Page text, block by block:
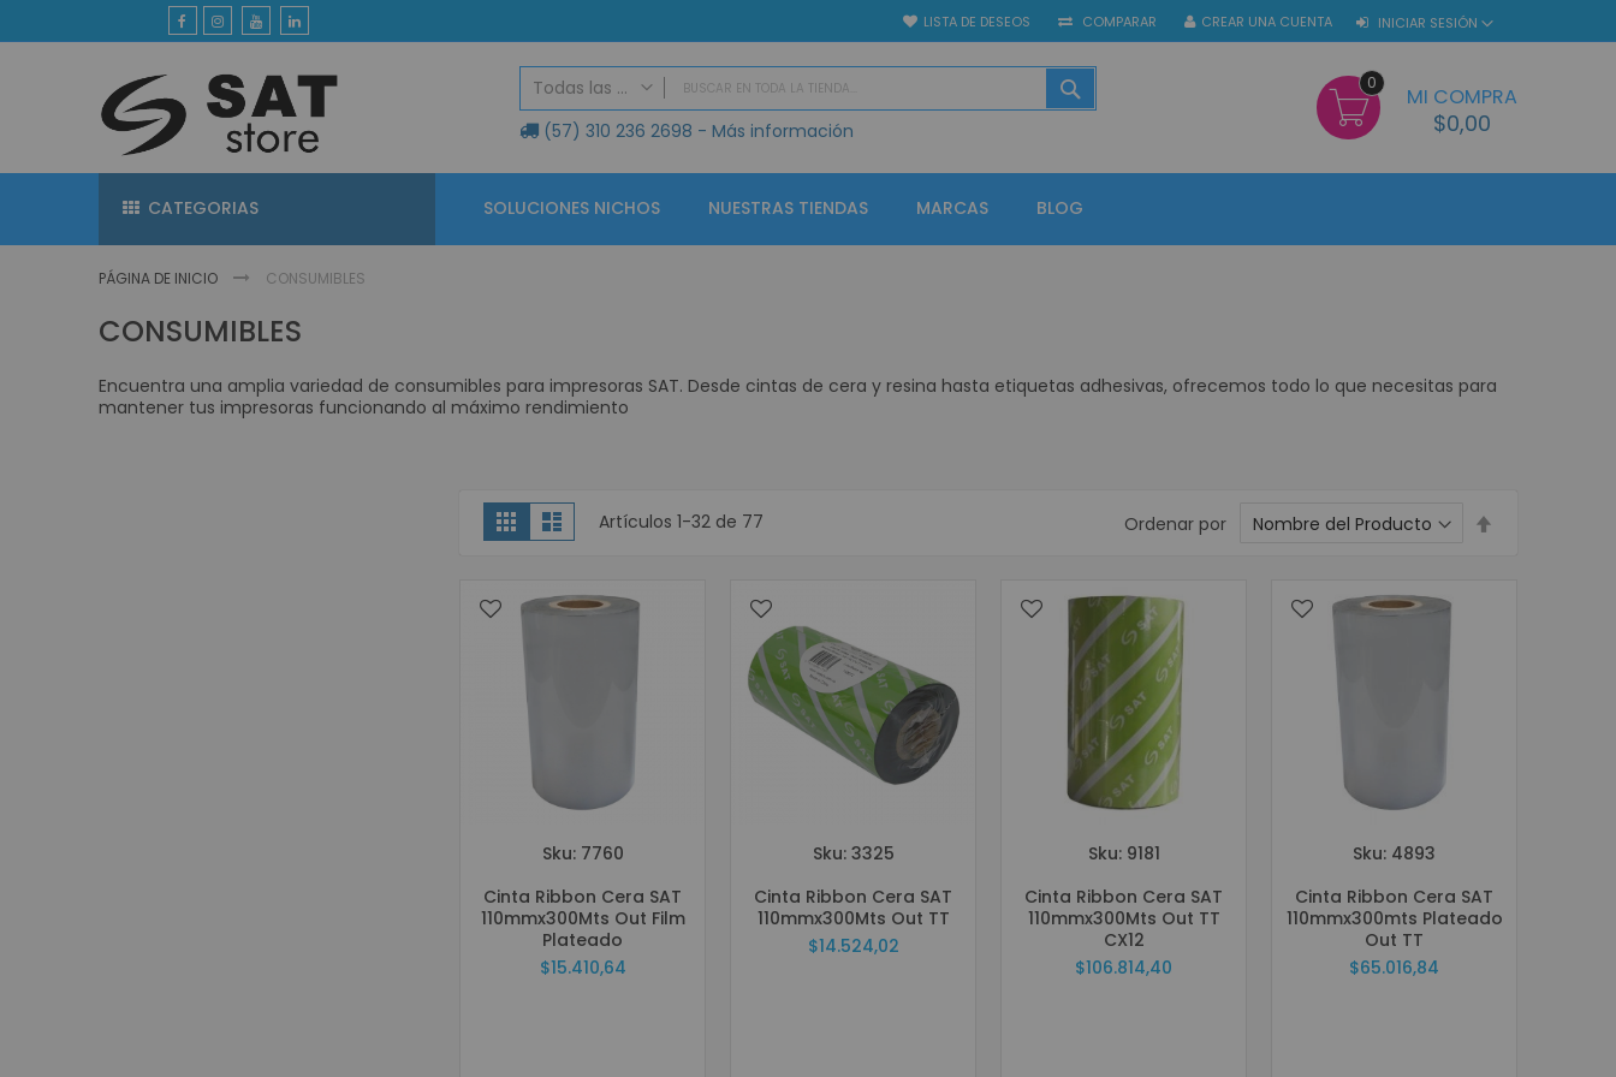
contenido
LISTA DE DESEOS COMPARAR INICIAR SESIÓN
CREAR UNA CUENTA
Todas las categorias
TODAS LAS CATEGORIAS
Seguridad Electrónica
Vídeo Porteros
IP
Accesorios Control de Acceso
CCTV Circuito Cerrado de Televisión
Circuito cerrado de televisión - Grabadores (CCTV)
Grabadores IP - NVR
Circuito cerrado de televisión - Cámaras (CCTV)
Cámaras Análogas 4 en 1 HD
Cámaras PTZ
Accesorios para CCTV
WIFI
Paneles
Domótica y Automatización
(57) 310 236 2698 - Más información
MI COMPRA
$0,00
0
CATEGORIAS SOLUCIONES NICHOS NUESTRAS TIENDAS MARCAS BLOG
PÁGINA DE INICIO CONSUMIBLES
CONSUMIBLES
Encuentra una amplia variedad de consumibles para impresoras SAT. Desde cintas de cera y resina hasta etiquetas adhesivas, ofrecemos todo lo que necesitas para
mantener tus impresoras funcionando al máximo rendimiento
Ver
como
Grilla Lista Artículos 1-32 de 77 Ordenar por
Sku: 7760
Cinta Ribbon Cera SAT
110mmx300Mts Out Film
Plateado
$15.410,64
Sku: 3325
Cinta Ribbon Cera SAT
110mmx300Mts Out TT
$14.524,02
Sku: 9181
Cinta Ribbon Cera SAT
110mmx300Mts Out TT
CX12
$106.814,40
Sku: 4893
Cinta Ribbon Cera SAT
110mmx300mts Plateado
Out TT
$65.016,84